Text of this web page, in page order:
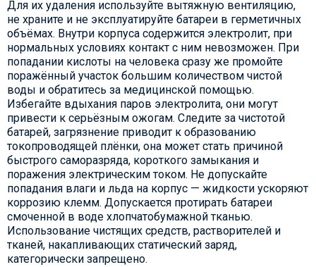
Для их удаления используйте вытяжную вентиляцию,
не храните и не эксплуатируйте батареи в герметичных
объёмах. Внутри корпуса содержится электролит, при
нормальных условиях контакт с ним невозможен. При
попадании кислоты на человека сразу же промойте
поражённый участок большим количеством чистой
воды и обратитесь за медицинской помощью.
Избегайте вдыхания паров электролита, они могут
привести к серьёзным ожогам. Следите за чистотой
батарей, загрязнение приводит к образованию
токопроводящей плёнки, она может стать причиной
быстрого саморазряда, короткого замыкания и
поражения электрическим током. Не допускайте
попадания влаги и льда на корпус — жидкости ускоряют
коррозию клемм. Допускается протирать батареи
смоченной в воде хлопчатобумажной тканью.
Использование чистящих средств, растворителей и
тканей, накапливающих статический заряд,
категорически запрещено.